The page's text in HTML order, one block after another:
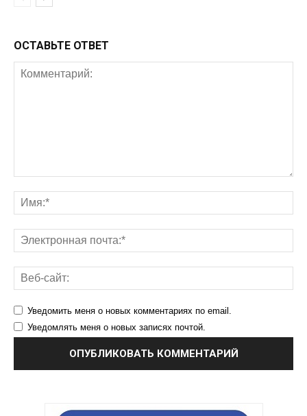
ОСТАВЬТЕ ОТВЕТ
Уведомить меня о новых комментариях по email.
Уведомлять меня о новых записях почтой.